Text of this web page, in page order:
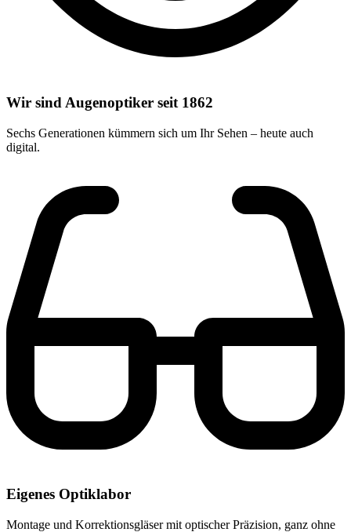
Wir sind Augenoptiker seit 1862
Sechs Generationen kümmern sich um Ihr Sehen – heute auch
digital.
Eigenes Optiklabor
Montage und Korrektionsgläser mit optischer Präzision, ganz ohne